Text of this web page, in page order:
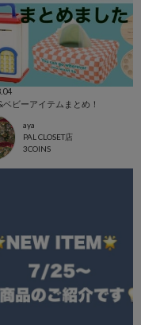
ベビーアイテムまとめ！
aya
PAL CLOSET店
3COINS